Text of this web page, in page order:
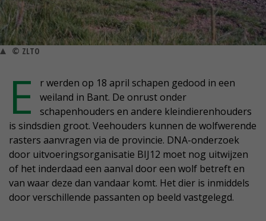
© ZLTO
E
r werden op 18 april schapen gedood in een
weiland in Bant. De onrust onder
schapenhouders en andere kleindierenhouders
is sindsdien groot. Veehouders kunnen de wolfwerende
rasters aanvragen via de provincie. DNA-onderzoek
door uitvoeringsorganisatie BIJ12 moet nog uitwijzen
of het inderdaad een aanval door een wolf betreft en
van waar deze dan vandaar komt. Het dier is inmiddels
door verschillende passanten op beeld vastgelegd.